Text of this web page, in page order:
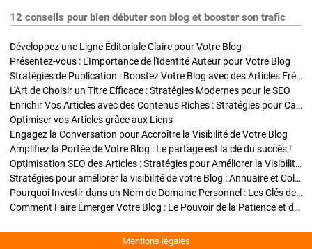
12 conseils pour bien débuter son blog et booster son trafic
Développez une Ligne Éditoriale Claire pour Votre Blog
Présentez-vous : L'Importance de l'Identité Auteur pour Votre Blog
Stratégies de Publication : Boostez Votre Blog avec des Articles Fréquents et Exclusifs
L'Art de Choisir un Titre Efficace : Stratégies Modernes pour le SEO
Enrichir Vos Articles avec des Contenus Riches : Stratégies pour Captiver et Optimiser
Optimiser vos Articles grâce aux Liens
Engagez la Conversation pour Accroître la Visibilité de Votre Blog
Amplifiez la Portée de Votre Blog : Le partage est la clé du succès !
Optimisation SEO des Articles : Stratégies pour Améliorer la Visibilité de Votre Blog
Stratégies pour améliorer la visibilité de votre Blog : Annuaire et Collaborations
Pourquoi Investir dans un Nom de Domaine Personnel : Les Clés de la Réussite de Votre Blog
Comment Faire Émerger Votre Blog : Le Pouvoir de la Patience et de la Persévérance
Mentions légales